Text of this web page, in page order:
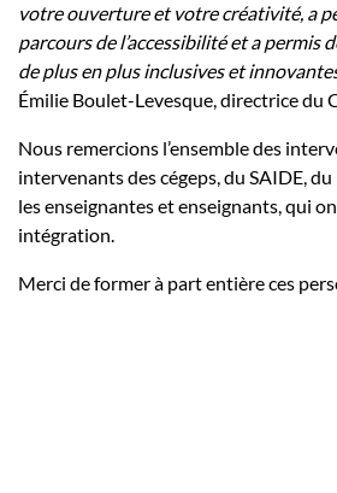
votre ouverture et votre créativité, a
parcours de l’accessibilité et a permis
de plus en plus inclusives et
Émilie Boulet-Levesque, directrice du
Nous remercions l’ensemble des
intervenants des cégeps, du SAIDE,
les enseignantes et enseignants, qui
intégration.
Merci de former à part entière ces